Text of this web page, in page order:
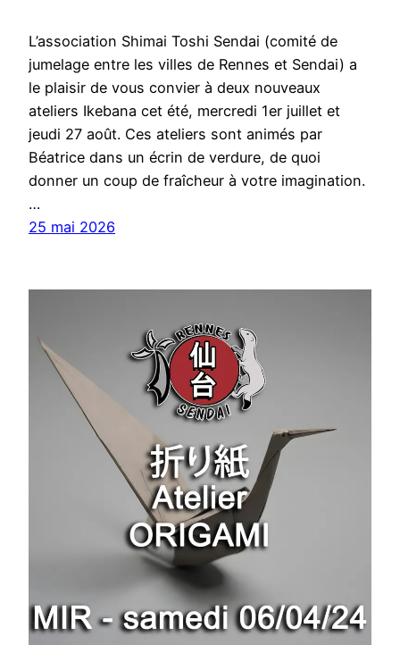
L’association Shimai Toshi Sendai (comité de
jumelage entre les villes de Rennes et Sendai) a
le plaisir de vous convier à deux nouveaux
ateliers Ikebana cet été, mercredi 1er juillet et
jeudi 27 août. Ces ateliers sont animés par
Béatrice dans un écrin de verdure, de quoi
donner un coup de fraîcheur à votre imagination.
…
25 mai 2026